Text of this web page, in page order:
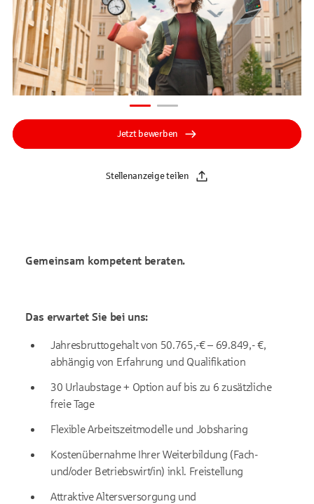
Jetzt bewerben
Stellenanzeige teilen
Gemeinsam kompetent beraten.
Das erwartet Sie bei uns:
Jahresbruttogehalt von 50.765,-€ – 69.849,- €,
abhängig von Erfahrung und Qualifikation
30 Urlaubstage + Option auf bis zu 6 zusätzliche
freie Tage
Flexible Arbeitszeitmodelle und Jobsharing
Kostenübernahme Ihrer Weiterbildung (Fach-
und/oder Betriebswirt/in) inkl. Freistellung
Attraktive Altersversorgung und